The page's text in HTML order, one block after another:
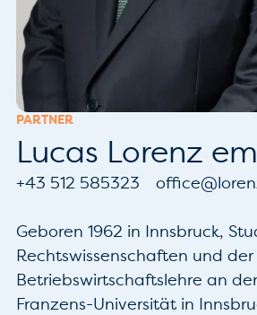
PARTNER
Lucas Lorenz
+43 512 585323
Geboren 1962 in Innsbruck,
Rechtswissenschaften und der
Betriebswirtschaftslehre an
Franzens-Universität in